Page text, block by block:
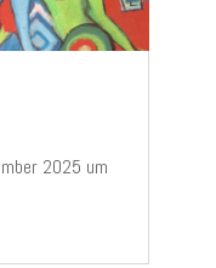
2025 um